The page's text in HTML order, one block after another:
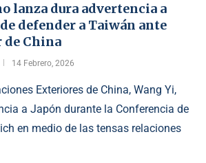
lanza dura advertencia a
defender a Taiwán ante
China
14 Febrero, 2026
Exteriores de China, Wang Yi,
a Japón durante la Conferencia de
en medio de las tensas relaciones